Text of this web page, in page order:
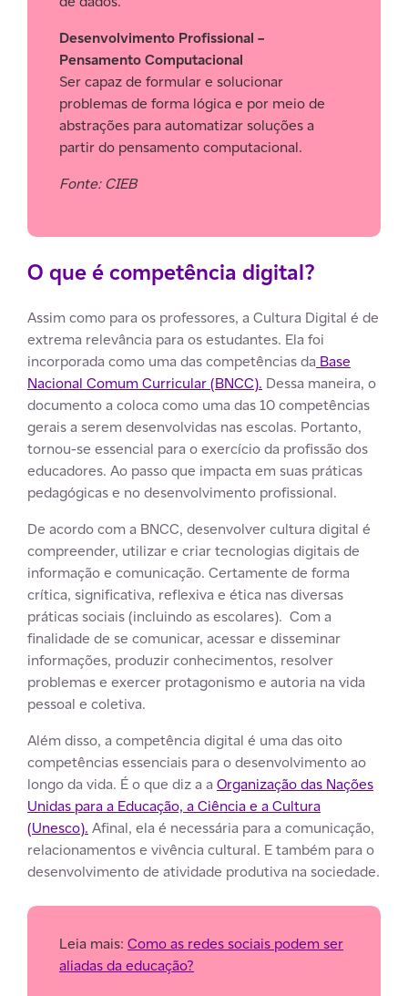
Desenvolvimento Profissional –
Pensamento Computacional
Ser capaz de formular e solucionar
problemas de forma lógica e por meio de
abstrações para automatizar soluções a
partir do pensamento computacional.
Fonte: CIEB
O que é competência digital?
Assim como para os professores, a Cultura Digital é de
extrema relevância para os estudantes. Ela foi
incorporada como uma das competências da Base
Nacional Comum Curricular (BNCC). Dessa maneira, o
documento a coloca como uma das 10 competências
gerais a serem desenvolvidas nas escolas. Portanto,
tornou-se essencial para o exercício da profissão dos
educadores. Ao passo que impacta em suas práticas
pedagógicas e no desenvolvimento profissional.
De acordo com a BNCC, desenvolver cultura digital é
compreender, utilizar e criar tecnologias digitais de
informação e comunicação. Certamente de forma
crítica, significativa, reflexiva e ética nas diversas
práticas sociais (incluindo as escolares). Com a
finalidade de se comunicar, acessar e disseminar
informações, produzir conhecimentos, resolver
problemas e exercer protagonismo e autoria na vida
pessoal e coletiva.
Além disso, a competência digital é uma das oito
competências essenciais para o desenvolvimento ao
longo da vida. É o que diz a a Organização das Nações
Unidas para a Educação, a Ciência e a Cultura
(Unesco). Afinal, ela é necessária para a comunicação,
relacionamentos e vivência cultural. E também para o
desenvolvimento de atividade produtiva na sociedade.
Leia mais: Como as redes sociais podem ser
aliadas da educação?